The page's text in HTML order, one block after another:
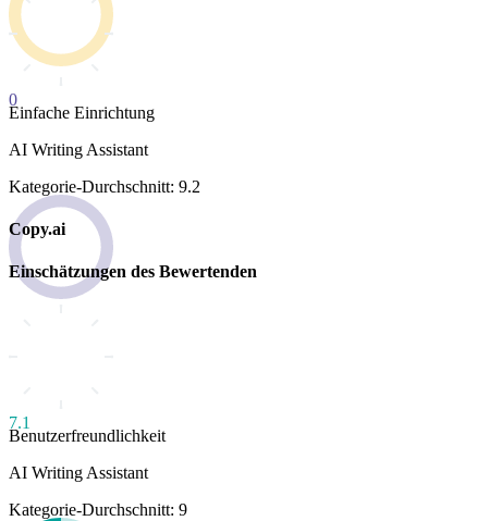
0
Einfache Einrichtung
AI Writing Assistant
Kategorie-Durchschnitt: 9.2
Copy.ai
Einschätzungen des Bewertenden
7.1
Benutzerfreundlichkeit
AI Writing Assistant
Kategorie-Durchschnitt: 9